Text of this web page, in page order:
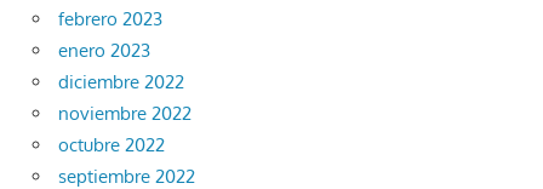
febrero 2023
enero 2023
diciembre 2022
noviembre 2022
octubre 2022
septiembre 2022